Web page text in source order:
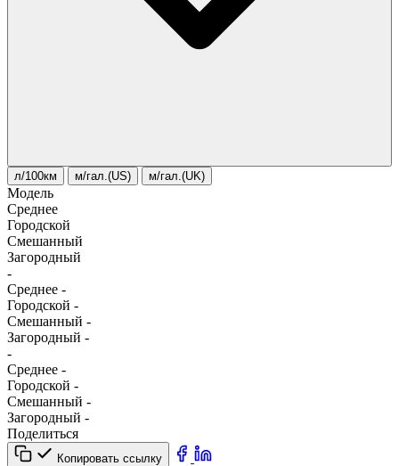
л/100км м/гал.(US) м/гал.(UK)
Модель
Среднее
Городской
Смешанный
Загородный
-
Среднее -
Городской -
Смешанный -
Загородный -
-
Среднее -
Городской -
Смешанный -
Загородный -
Поделиться
Копировать ссылку